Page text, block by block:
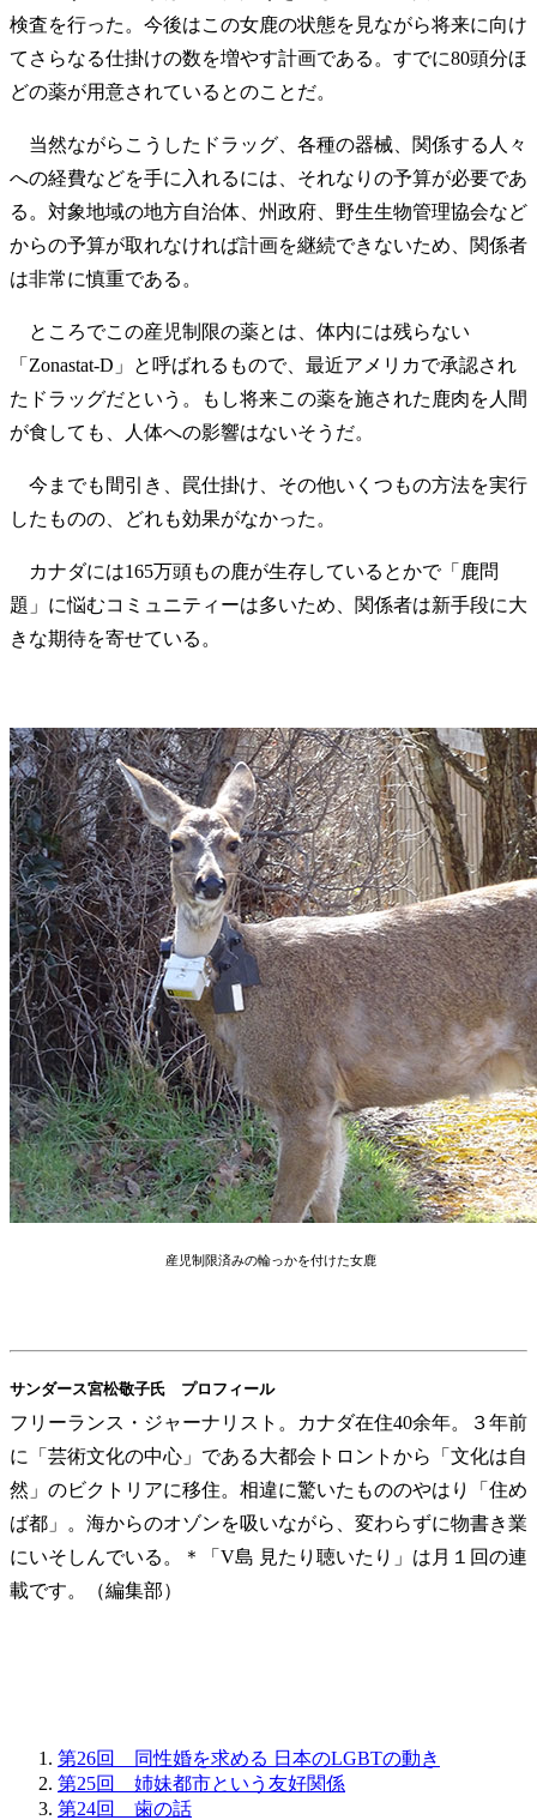
検査を行った。今後はこの女鹿の状態を見ながら将来に向け
てさらなる仕掛けの数を増やす計画である。すでに80頭分ほ
どの薬が用意されているとのことだ。
当然ながらこうしたドラッグ、各種の器械、関係する人々
への経費などを手に入れるには、それなりの予算が必要であ
る。対象地域の地方自治体、州政府、野生生物管理協会など
からの予算が取れなければ計画を継続できないため、関係者
は非常に慎重である。
ところでこの産児制限の薬とは、体内には残らない
「Zonastat-D」と呼ばれるもので、最近アメリカで承認され
たドラッグだという。もし将来この薬を施された鹿肉を人間
が食しても、人体への影響はないそうだ。
今までも間引き、罠仕掛け、その他いくつもの方法を実行
したものの、どれも効果がなかった。
カナダには165万頭もの鹿が生存しているとかで「鹿問
題」に悩むコミュニティーは多いため、関係者は新手段に大
きな期待を寄せている。
産児制限済みの輪っかを付けた女鹿
サンダース宮松敬子氏 プロフィール
フリーランス・ジャーナリスト。カナダ在住40余年。３年前
に「芸術文化の中心」である大都会トロントから「文化は自
然」のビクトリアに移住。相違に驚いたもののやはり「住め
ば都」。海からのオゾンを吸いながら、変わらずに物書き業
にいそしんでいる。＊「V島 見たり聴いたり」は月１回の連
載です。（編集部）
第26回 同性婚を求める 日本のLGBTの動き
第25回 姉妹都市という友好関係
第24回 歯の話